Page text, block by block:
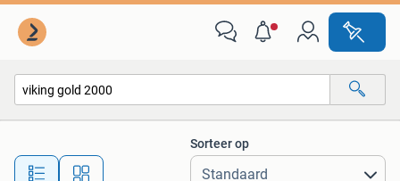
Alle afstanden…
Sorteer op